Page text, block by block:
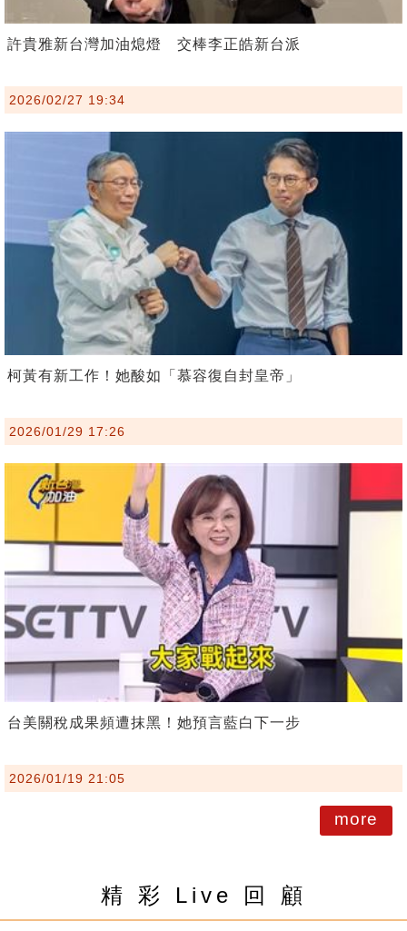
許貴雅新台灣加油熄燈 交棒李正皓新台派
2026/02/27 19:34
柯黃有新工作！她酸如「慕容復自封皇帝」
2026/01/29 17:26
台美關稅成果頻遭抹黑！她預言藍白下一步
2026/01/19 21:05
more
精 彩 Live 回 顧